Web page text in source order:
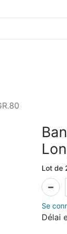
Lot de
Se
Délai